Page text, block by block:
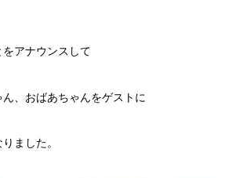
アナウンスして
、おばあちゃんをゲストに
ました。